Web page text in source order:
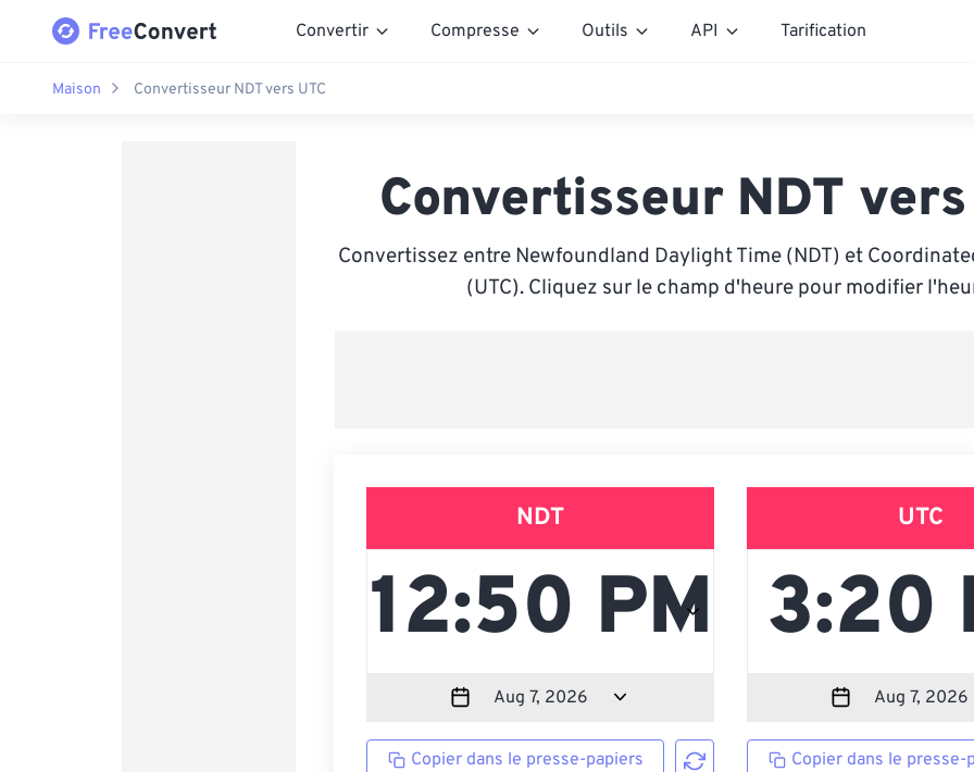
Convertir Compresse Outils API Tarification
Maison Convertisseur NDT vers UTC
Convertisseur NDT vers
Convertissez entre Newfoundland Daylight Time (NDT) et
(UTC). Cliquez sur le champ d'heure pour modifier
NDT
Copier dans le presse-papiers
UTC
Copier dans le presse-